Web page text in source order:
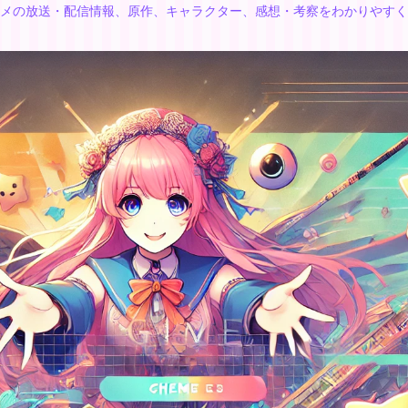
の放送・配信情報、原作、キャラクター、感想・考察をわかりやす